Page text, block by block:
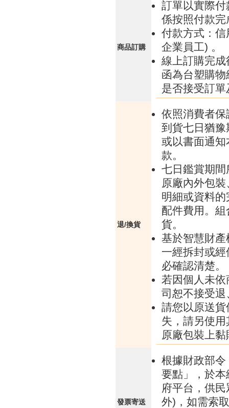
商品訂購
訂單以實際
係按照付款
付款方式：
企業員工) 。
線上訂購完
函為台塑購
是否接受訂
退/換貨
依照消費者
到貨七日猶
或以書面通
款。
七日鑑賞期
原廠內外包
明細或資料
配件費用。
貨。
基於智慧財
一經拆封或
必確認清楚。
若因個人未
司恕不接受
請您以原送
失，請另使
原廠包裝上
發票寄送
根據財政部
要點」，於
府平台，供
外)，如需索